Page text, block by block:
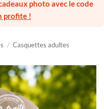
photo avec le code
profite !
/ Casquettes adultes